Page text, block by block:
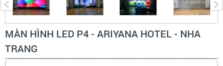
MÀN HÌNH LED P4 - ARIYANA HOTEL - NHA
TRANG